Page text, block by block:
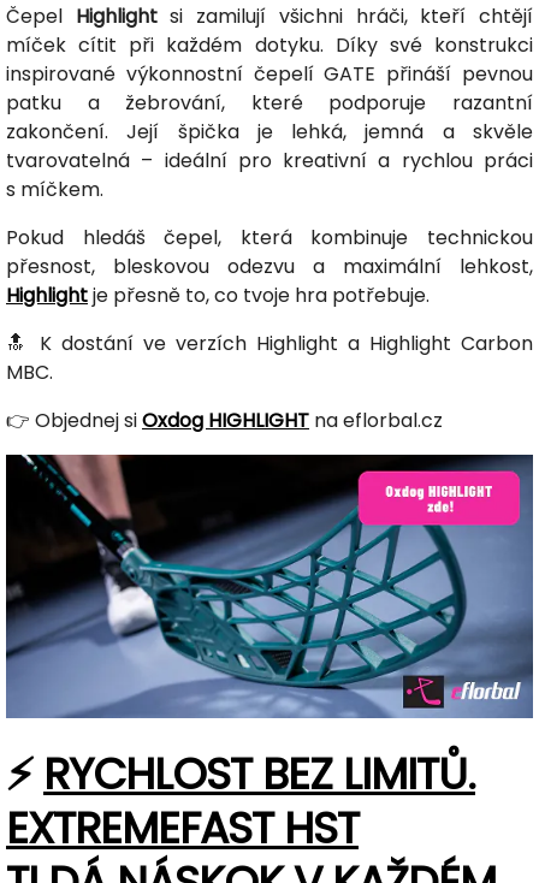
Čepel Highlightsi zamilují všichni hráči, kteří chtějí
míček cítit při každém dotyku. Díky své konstrukci
inspirované výkonnostní čepelí GATE přináší pevnou
patku a žebrování, které podporuje razantní
zakončení. Její špička je lehká, jemná a skvěle
tvarovatelná – ideální pro kreativní a rychlou práci
s míčkem.
Pokud hledáš čepel, která kombinuje technickou
přesnost, bleskovou odezvu a maximální lehkost,
Highlightje přesně to, co tvoje hra potřebuje.
🔝 K dostání ve verzích Highlight a Highlight Carbon
MBC.
👉 Objednej siOxdog HIGHLIGHT na eflorbal.cz
⚡ RYCHLOST BEZ LIMITŮ.
EXTREMEFAST HST